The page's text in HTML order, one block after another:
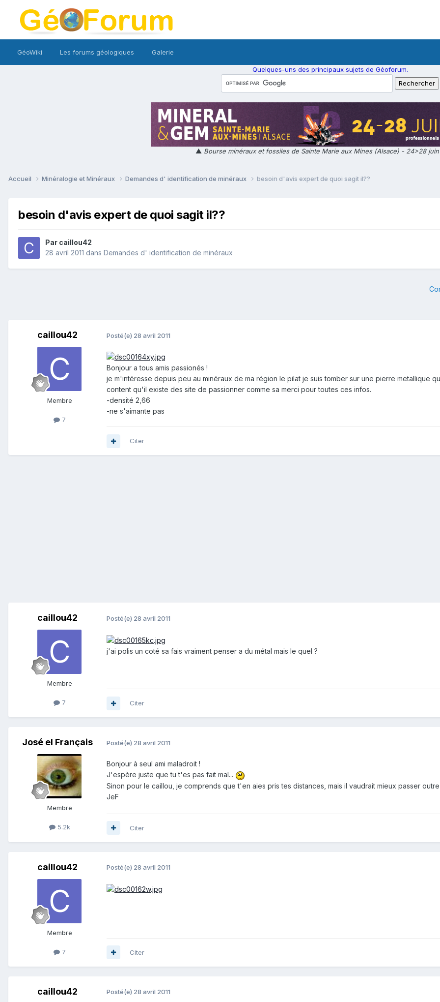
GéoWiki Les forums géologiques Galerie
Quelques-uns des principaux sujets de Géoforum.
▲ Bourse minéraux et fossiles de Sainte Marie aux Mines (Alsace) - 24>28
Accueil Minéralogie et Minéraux Demandes d' identification de minéraux besoin d'avis expert de quoi sagit il??
besoin d'avis expert de quoi sagit il??
Par caillou42
28 avril 2011 dans Demandes d' identification de minéraux
caillou42
Membre
7
Posté(e) 28 avril 2011
Bonjour a tous amis passionés !
je m'intéresse depuis peu au minéraux de ma région le pilat je suis tomber sur une pierre metallique
content qu'il existe des site de passionner comme sa merci pour toutes ces infos.
-densité 2,66
-ne s'aimante pas
Citer
caillou42
Membre
7
Posté(e) 28 avril 2011
j'ai polis un coté sa fais vraiment penser a du métal mais le quel ?
Citer
José el Français
Membre
5.2k
Posté(e) 28 avril 2011
Bonjour à seul ami maladroit !
J'espère juste que tu t'es pas fait mal...
Sinon pour le caillou, je comprends que t'en aies pris tes distances, mais il vaudrait mieux passer
JeF
Citer
caillou42
Membre
7
Posté(e) 28 avril 2011
Citer
caillou42 Posté(e) 28 avril 2011